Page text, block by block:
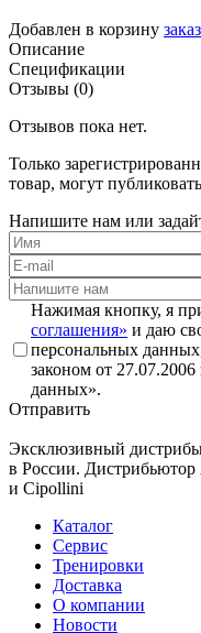
Добавлен в корзину
Описание
Спецификации
Отзывы (0)
Отзывов пока нет.
Только
товар, могут
Напишите нам или
Нажимая кнопку, я
соглашения» и даю
персональных
законом от
данных».
Отправить
Эксклюзивный
в России. Дистрибьютор
и Cipollini
Каталог
Сервис
Тренировки
Доставка
О компании
Новости